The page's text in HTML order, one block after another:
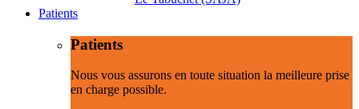
Patients
Patients
Nous vous assurons en toute situation la meilleure prise
en charge possible.